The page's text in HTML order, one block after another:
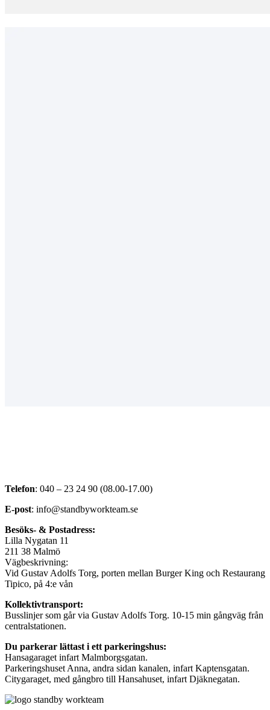
Telefon: 040 – 23 24 90 (08.00-17.00)
E-post: info@standbyworkteam.se
Besöks- & Postadress:
Lilla Nygatan 11
211 38 Malmö
Vägbeskrivning:
Vid Gustav Adolfs Torg, porten mellan Burger King och Restaurang
Tipico, på 4:e vån
Kollektivtransport:
Busslinjer som går via Gustav Adolfs Torg. 10-15 min gångväg från
centralstationen.
Du parkerar lättast i ett parkeringshus:
Hansagaraget infart Malmborgsgatan.
Parkeringshuset Anna, andra sidan kanalen, infart Kaptensgatan.
Citygaraget, med gångbro till Hansahuset, infart Djäknegatan.